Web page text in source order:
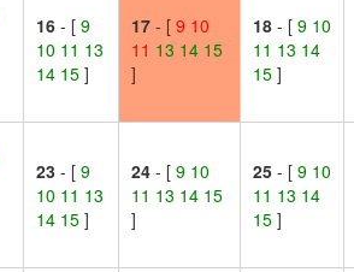
16 - [9
10 11 13
14 15]
17 - [9 10
11 13 14 15
]
18 - [9 10
11 13 14
15]
23 - [9
10 11 13
14 15]
24 - [9 10
11 13 14 15
]
25 - [9 10
11 13 14
15]